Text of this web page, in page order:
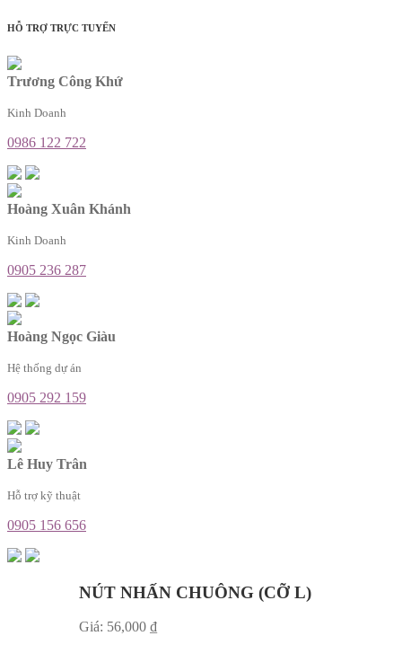
HỖ TRỢ TRỰC TUYẾN
Trương Công Khứ
Kinh Doanh
0986 122 722
Hoàng Xuân Khánh
Kinh Doanh
0905 236 287
Hoàng Ngọc Giàu
Hệ thống dự án
0905 292 159
Lê Huy Trân
Hỗ trợ kỹ thuật
0905 156 656
NÚT NHẤN CHUÔNG (CỠ L)
Giá: 56,000 ₫